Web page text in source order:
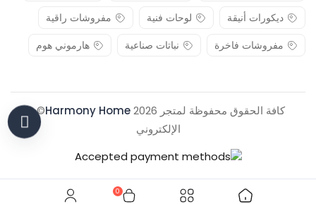
0
ديكورات أنيقة
لوحات فنية
مفروشات راقية
مفروشات فاخرة
نباتات صناعية هارموني هوم
كافة الحقوق محفوظة لمتجر 2026 Harmony Home
© .
الإلكتروني